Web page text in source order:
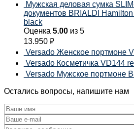
Мужская деловая сумка
документов BRIALDI
black
Оценка 5.00 из 5
13.950 ₽
Versado Женское портмоне
Versado Косметичка VD144
Versado Мужское портмоне
Остались вопросы, напишите нам